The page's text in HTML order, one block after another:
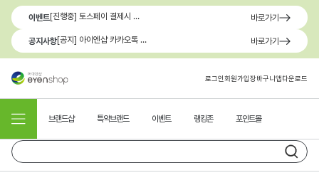
이벤트 [진행중] 토스페이 결제시 최대 1.3만원 혜택 바로가기
공지사항 [공지] 아이엔샵 카카오톡 1:1 문의 채널 이용 안내 바로가기
로그인회원가입장바구니앱다운로드
브랜드샵 특약브랜드 이벤트 랭킹존 포인트몰